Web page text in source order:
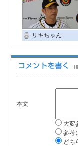
リキちゃん
本文
大変
参考
どち